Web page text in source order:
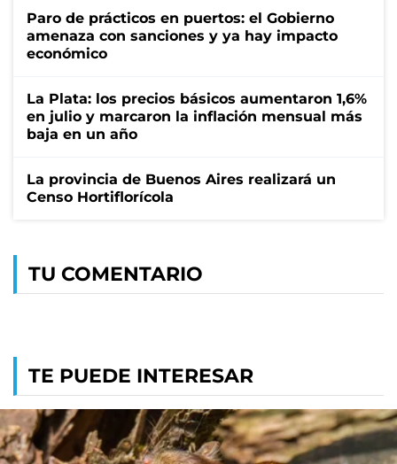
Paro de prácticos en puertos: el Gobierno
amenaza con sanciones y ya hay impacto
económico
La Plata: los precios básicos aumentaron 1,6%
en julio y marcaron la inflación mensual más
baja en un año
La provincia de Buenos Aires realizará un
Censo Hortiflorícola
TU COMENTARIO
TE PUEDE INTERESAR